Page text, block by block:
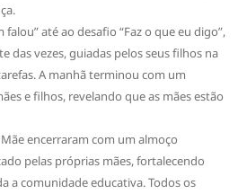
até ao desafio “Faz o que eu digo”,
das vezes, guiadas pelos seus filhos na
A manhã terminou com um
e filhos, revelando que as mães estão
encerraram com um almoço
pelas próprias mães, fortalecendo
a comunidade educativa. Todos os